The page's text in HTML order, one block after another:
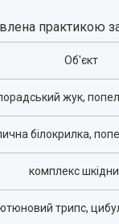
практикою
Об'єкт
жук,
білокрилка,
комплекс
трипс,